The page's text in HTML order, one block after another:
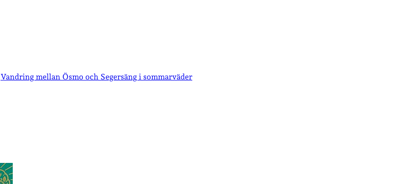
Vandring mellan Ösmo och Segersäng i sommarväder